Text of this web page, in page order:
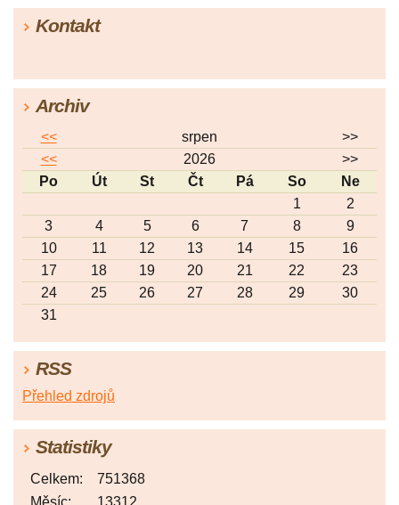
Kontakt
Archiv
<< srpen
>>
<<
2026
>>
Po
Út St Čt Pá So
Ne
1
2
3
4 5 6 7 8
9
10
11 12 13 14 15
16
17
18 19 20 21 22
23
24
25 26 27 28 29
30
31
RSS
Přehled zdrojů
Statistiky
Celkem:
751368